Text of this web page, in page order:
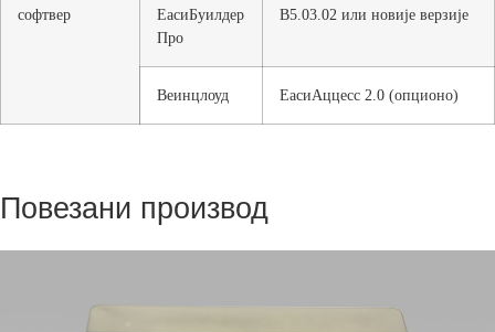
софтвер
ЕасиБуилдер
Про
В5.03.02 или новије верзије
Веинцлоуд ЕасиАццесс 2.0 (опционо)
Повезани производ